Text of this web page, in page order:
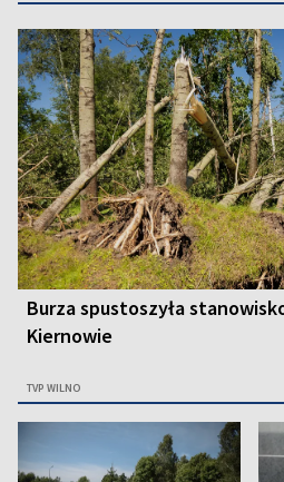
Burza spustoszyła
Kiernowie
TVP WILNO